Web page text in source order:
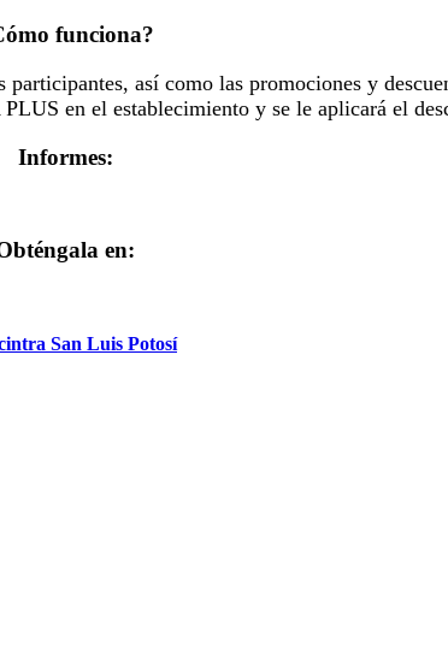
funciona?
así como las promociones y
en el establecimiento y se le aplicará el
Informes:
en:
San Luis Potosí